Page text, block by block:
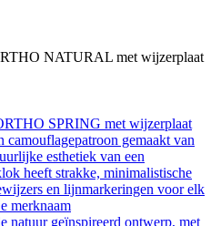
NATURAL met wijzerplaat